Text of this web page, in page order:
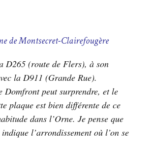
de Montsecret-Clairefougère
D265 (route de Flers), à son
la D911 (Grande Rue).
Domfront peut surprendre, et le
plaque est bien différente de ce
dans l’Orne. Je pense que
l’arrondissement où l’on se